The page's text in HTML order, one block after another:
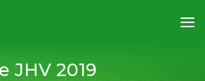
JHV 2019